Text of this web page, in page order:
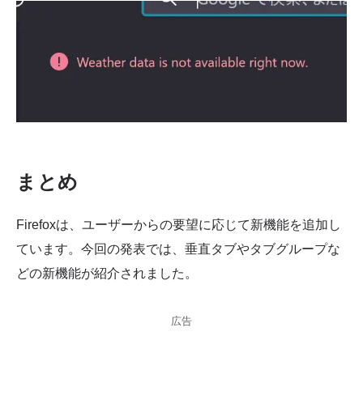
まとめ
Firefoxは、ユーザーからの要望に応じて新機能を追加し
ています。今回の発表では、垂直タブやタブグループな
どの新機能が紹介されました。
広告